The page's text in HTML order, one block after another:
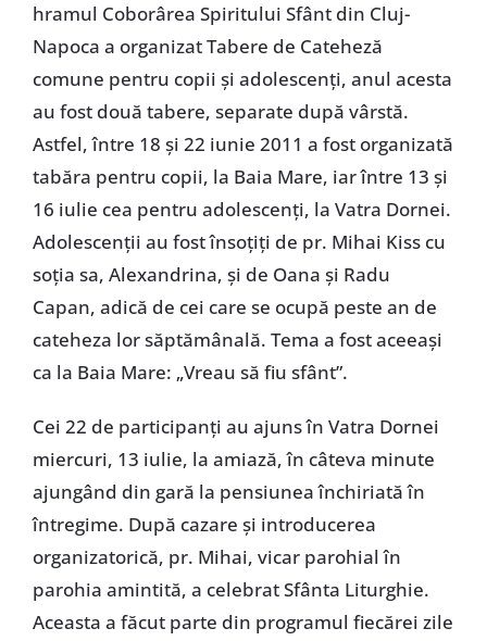
hramul Coborârea Spiritului Sfânt din Cluj-
Napoca a organizat Tabere de Cateheză
comune pentru copii şi adolescenţi, anul acesta
au fost două tabere, separate după vârstă.
Astfel, între 18 şi 22 iunie 2011 a fost organizată
tabăra pentru copii, la Baia Mare, iar între 13 şi
16 iulie cea pentru adolescenţi, la Vatra Dornei.
Adolescenţii au fost însoţiţi de pr. Mihai Kiss cu
soţia sa, Alexandrina, şi de Oana şi Radu
Capan, adică de cei care se ocupă peste an de
cateheza lor săptămânală. Tema a fost aceeaşi
ca la Baia Mare: „Vreau să fiu sfânt”.
Cei 22 de participanţi au ajuns în Vatra Dornei
miercuri, 13 iulie, la amiază, în câteva minute
ajungând din gară la pensiunea închiriată în
întregime. După cazare şi introducerea
organizatorică, pr. Mihai, vicar parohial în
parohia amintită, a celebrat Sfânta Liturghie.
Aceasta a făcut parte din programul fiecărei zile